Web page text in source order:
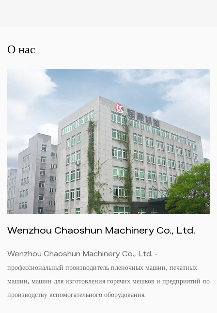
О нас
Wenzhou Chaoshun Machinery Co., Ltd.
Wenzhou Chaoshun Machinery Co., Ltd. -
профессиональный производитель пленочных машин, печатных
машин, машин для изготовления горячих мешков и предприятий по
производству вспомогательного оборудования.